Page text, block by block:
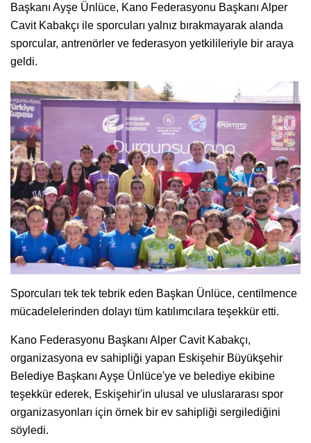
Başkanı Ayşe Ünlüce, Kano Federasyonu Başkanı Alper
Cavit Kabakçı ile sporcuları yalnız bırakmayarak alanda
sporcular, antrenörler ve federasyon yetkilileriyle bir araya
geldi.
Sporcuları tek tek tebrik eden Başkan Ünlüce, centilmence
mücadelelerinden dolayı tüm katılımcılara teşekkür etti.
Kano Federasyonu Başkanı Alper Cavit Kabakçı,
organizasyona ev sahipliği yapan Eskişehir Büyükşehir
Belediye Başkanı Ayşe Ünlüce'ye ve belediye ekibine
teşekkür ederek, Eskişehir'in ulusal ve uluslararası spor
organizasyonları için örnek bir ev sahipliği sergilediğini
söyledi.